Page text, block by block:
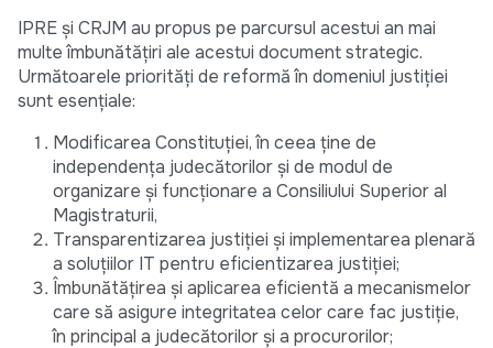
IPRE și CRJM au propus pe parcursul acestui an mai
multe îmbunătățiri ale acestui document strategic.
Următoarele priorități de reformă în domeniul justiției
sunt esențiale:
Modificarea Constituției, în ceea ține de
independența judecătorilor și de modul de
organizare și funcționare a Consiliului Superior al
Magistraturii,
Transparentizarea justiției și implementarea plenară
a soluțiilor IT pentru eficientizarea justiției;
Îmbunătățirea și aplicarea eficientă a mecanismelor
care să asigure integritatea celor care fac justiție,
în principal a judecătorilor și a procurorilor;